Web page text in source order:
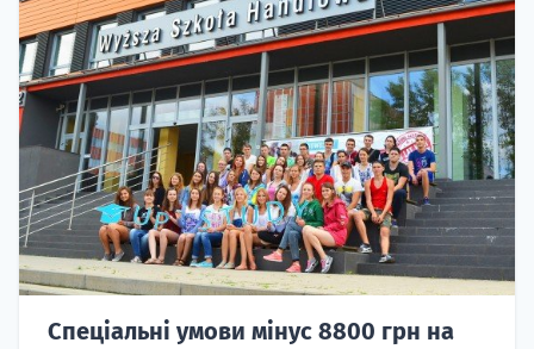
Спеціальні умови мінус 8800 грн на